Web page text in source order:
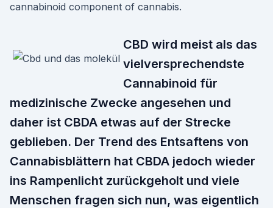
cannabinoid component of cannabis.
CBD wird meist als das
vielversprechendste
Cannabinoid für
medizinische Zwecke angesehen und
daher ist CBDA etwas auf der Strecke
geblieben. Der Trend des Entsaftens von
Cannabisblättern hat CBDA jedoch wieder
ins Rampenlicht zurückgeholt und viele
Menschen fragen sich nun, was eigentlich